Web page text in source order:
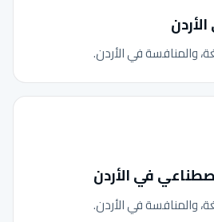
والمنافسة في الأردن.
في الأردن
والمنافسة في الأردن.